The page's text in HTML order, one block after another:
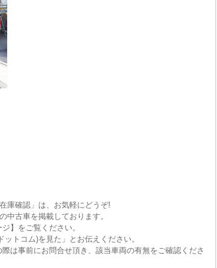
庫確認」は、お気軽にどうぞ!
中古車を掲載しております。
】をご覧ください。
トコム)を見た」とお伝えください。
は事前にお問合せ頂き、該当車両の有無をご確認くださ